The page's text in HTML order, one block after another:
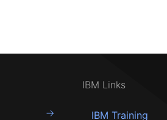
IBM Links
IBM Training